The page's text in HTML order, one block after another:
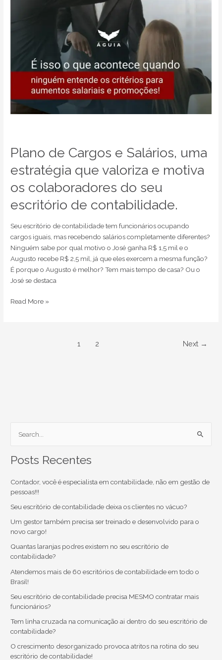
Plano de Cargos e Salários, uma
estratégia que valoriza e motiva
os colaboradores do seu
escritório de contabilidade.
Seu escritório de contabilidade tem funcionários ocupando
cargos iguais, mas recebendo salários completamente diferentes?
Ninguém sabe por qual motivo o José ganha R$ 1,5 mil e o
Augusto recebe R$ 2,5 mil, já que eles exercem a mesma função?
É porque o Augusto é melhor? Tem mais tempo de casa? Ou o
José se destaca
seu
escritório
contabilidade.
Read More »
1 2 Next →
a
c
h
o
r
:
Posts Recentes
Contador, você é especialista em contabilidade, não em gestão de
pessoas!!!
Seu escritório de contabilidade deixa os clientes no vácuo?
Um gestor também precisa ser treinado e desenvolvido para o
novo cargo!
Quantas laranjas podres existem no seu escritório de
contabilidade?
Atendemos mais de 60 escritórios de contabilidade em todo o
Brasil!
Seu escritório de contabilidade precisa MESMO contratar mais
funcionários?
Tem linha cruzada na comunicação ai dentro do seu escritório de
contabilidade?
O crescimento desorganizado provoca atritos na rotina do seu
escritório de contabilidade!